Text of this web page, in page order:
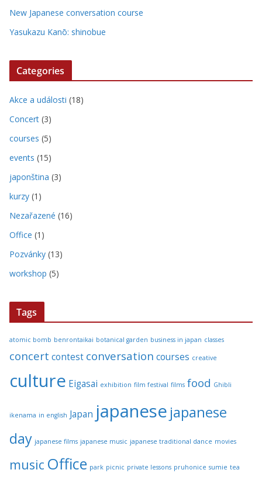
New Japanese conversation course
Yasukazu Kanō: shinobue
Categories
Akce a události (18)
Concert (3)
courses (5)
events (15)
japonština (3)
kurzy (1)
Nezařazené (16)
Office (1)
Pozvánky (13)
workshop (5)
Tags
atomic bomb benrontaikai botanical garden business in japan classes
concert contest conversation courses creative
culture Eigasai exhibition film festival films food Ghibli
ikenama in english Japan japanese japanese
day japanese films japanese music japanese traditional dance movies
music Office park picnic private lessons pruhonice sumie tea